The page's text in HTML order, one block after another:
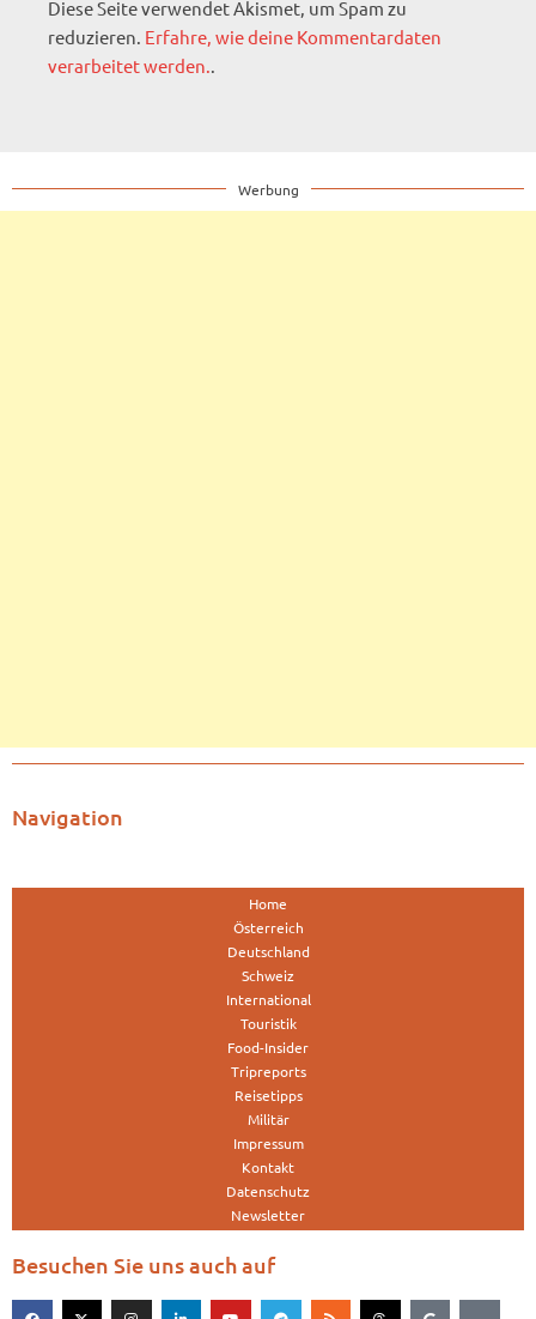
Diese Seite verwendet Akismet, um Spam zu
reduzieren. Erfahre, wie deine Kommentardaten
verarbeitet werden..
Werbung
Navigation
Home
Österreich
Deutschland
Schweiz
International
Touristik
Food-Insider
Tripreports
Reisetipps
Militär
Impressum
Kontakt
Datenschutz
Newsletter
Besuchen Sie uns auch auf